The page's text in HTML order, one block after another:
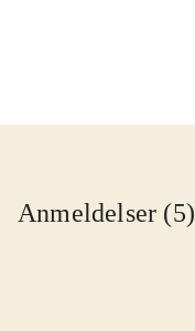
Anmeldelser (5)